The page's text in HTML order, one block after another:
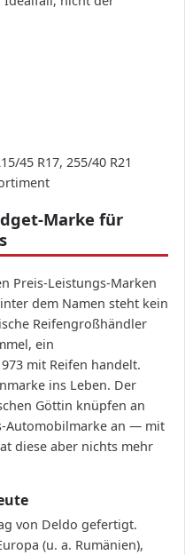
45 R17, 255/40 R21
Marke für
Preis-Leistungs-Marken
dem Namen steht kein
Reifengroßhändler
ein
mit Reifen handelt.
ins Leben. Der
Göttin knüpfen an
Automobilmarke an — mit
diese aber nichts mehr
von Deldo gefertigt.
(u. a. Rumänien),